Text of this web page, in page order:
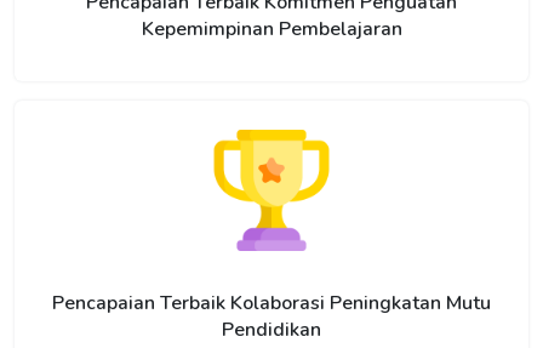
Kepemimpinan Pembelajaran
Pencapaian Terbaik Kolaborasi Peningkatan Mutu
Pendidikan